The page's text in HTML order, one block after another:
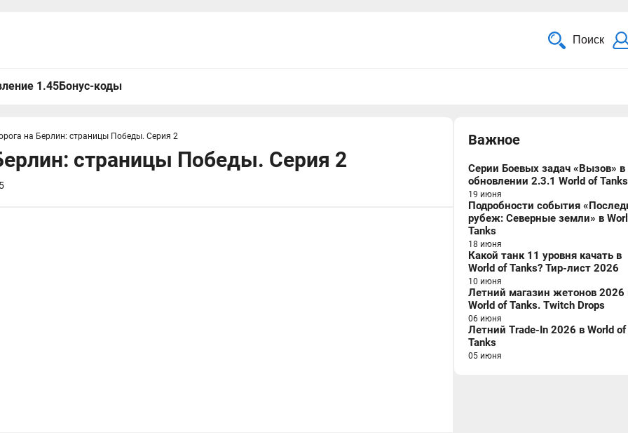
Поиск
1.45Бонус-коды
на Берлин: страницы Победы. Серия 2
страницы Победы. Серия 2
5
Важное
Серии Боевых задач «Вызов» в
обновлении 2.3.1 World of Tanks
19 июня
Подробности события
рубеж: Северные земли» в
Tanks
18 июня
Какой танк 11 уровня качать в
World of Tanks? Тир-лист 2026
10 июня
Летний магазин жетонов 2026
World of Tanks. Twitch Drops
06 июня
Летний Trade-In 2026 в World of
Tanks
05 июня